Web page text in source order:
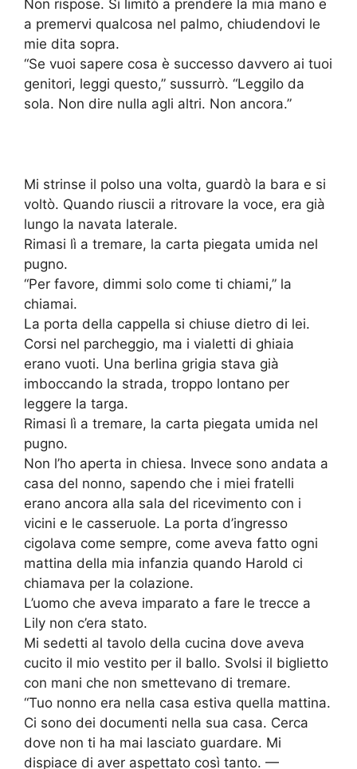
Non rispose. Si limitò a prendere la mia mano e
a premervi qualcosa nel palmo, chiudendovi le
mie dita sopra.
“Se vuoi sapere cosa è successo davvero ai tuoi
genitori, leggi questo,” sussurrò. “Leggilo da
sola. Non dire nulla agli altri. Non ancora.”
Mi strinse il polso una volta, guardò la bara e si
voltò. Quando riuscii a ritrovare la voce, era già
lungo la navata laterale.
Rimasi lì a tremare, la carta piegata umida nel
pugno.
“Per favore, dimmi solo come ti chiami,” la
chiamai.
La porta della cappella si chiuse dietro di lei.
Corsi nel parcheggio, ma i vialetti di ghiaia
erano vuoti. Una berlina grigia stava già
imboccando la strada, troppo lontano per
leggere la targa.
Rimasi lì a tremare, la carta piegata umida nel
pugno.
Non l’ho aperta in chiesa. Invece sono andata a
casa del nonno, sapendo che i miei fratelli
erano ancora alla sala del ricevimento con i
vicini e le casseruole. La porta d’ingresso
cigolava come sempre, come aveva fatto ogni
mattina della mia infanzia quando Harold ci
chiamava per la colazione.
L’uomo che aveva imparato a fare le trecce a
Lily non c’era stato.
Mi sedetti al tavolo della cucina dove aveva
cucito il mio vestito per il ballo. Svolsi il biglietto
con mani che non smettevano di tremare.
“Tuo nonno era nella casa estiva quella mattina.
Ci sono dei documenti nella sua casa. Cerca
dove non ti ha mai lasciato guardare. Mi
dispiace di aver aspettato così tanto. —